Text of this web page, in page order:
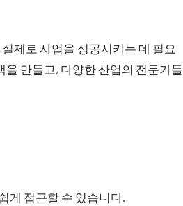
제로 사업을 성공시키는 데 필요
만들고, 다양한 산업의 전문가들
게 접근할 수 있습니다.